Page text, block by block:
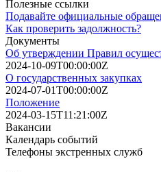
Полезные ссылки
Подaвайте официальные
Как проверить задолжность?
Документы
Об утверждении Правил
2024-10-09T00:00:00Z
О государственных закупках
2024-07-01T00:00:00Z
Положение
2024-03-15T11:21:00Z
Вакансии
Календарь событий
Телефоны экстренных служб